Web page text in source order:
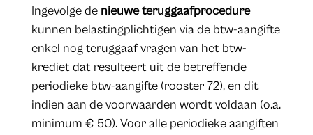
Ingevolge de nieuwe teruggaafprocedure
kunnen belastingplichtigen via de btw-aangifte
enkel nog teruggaaf vragen van het btw-
krediet dat resulteert uit de betreffende
periodieke btw-aangifte (rooster 72), en dit
indien aan de voorwaarden wordt voldaan (o.a.
minimum € 50). Voor alle periodieke aangiften